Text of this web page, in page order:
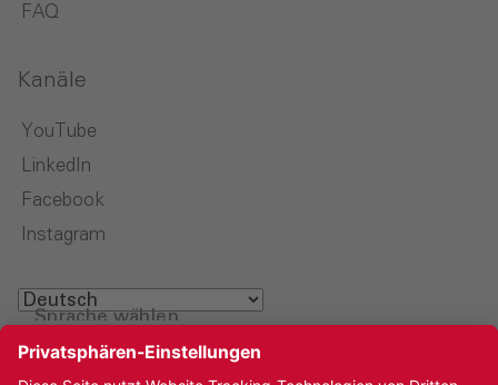
FAQ
Kanäle
YouTube
LinkedIn
Facebook
Instagram
Sprache wählen